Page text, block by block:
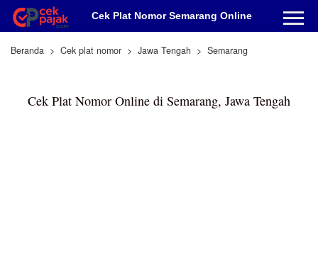
Cek Plat Nomor Semarang Online
Beranda Cek plat nomor Jawa Tengah Semarang
Cek Plat Nomor Online di Semarang, Jawa Tengah